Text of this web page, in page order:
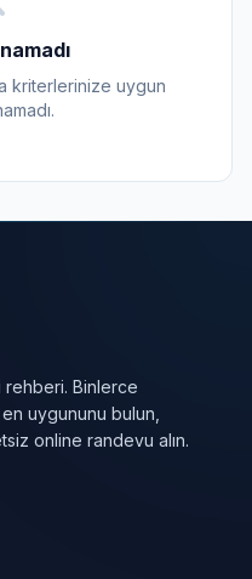
kriterlerinize uygun
rehberi. Binlerce
uygununu bulun,
online randevu alın.